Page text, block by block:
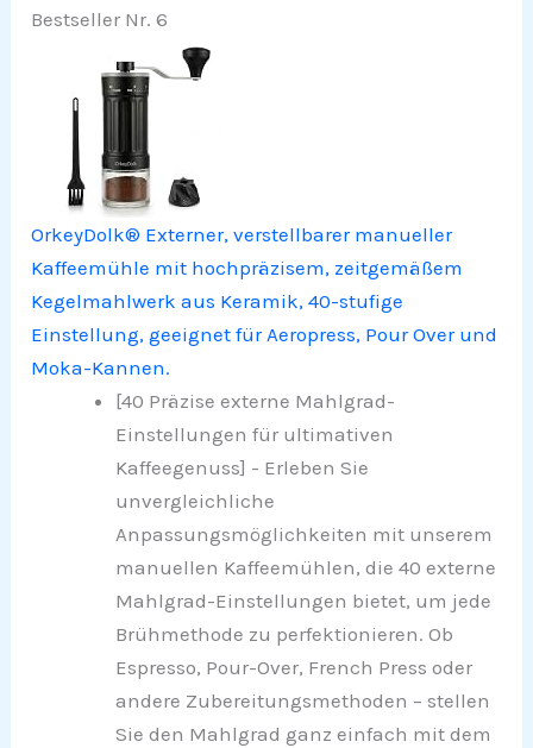
Bestseller Nr. 6
OrkeyDolk® Externer, verstellbarer manueller
Kaffeemühle mit hochpräzisem, zeitgemäßem
Kegelmahlwerk aus Keramik, 40-stufige
Einstellung, geeignet für Aeropress, Pour Over und
Moka-Kannen.
[40 Präzise externe Mahlgrad-
Einstellungen für ultimativen
Kaffeegenuss] - Erleben Sie
unvergleichliche
Anpassungsmöglichkeiten mit unserem
manuellen Kaffeemühlen, die 40 externe
Mahlgrad-Einstellungen bietet, um jede
Brühmethode zu perfektionieren. Ob
Espresso, Pour-Over, French Press oder
andere Zubereitungsmethoden – stellen
Sie den Mahlgrad ganz einfach mit dem